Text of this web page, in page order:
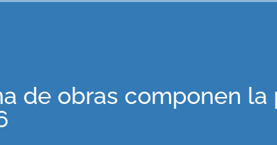
de obras componen